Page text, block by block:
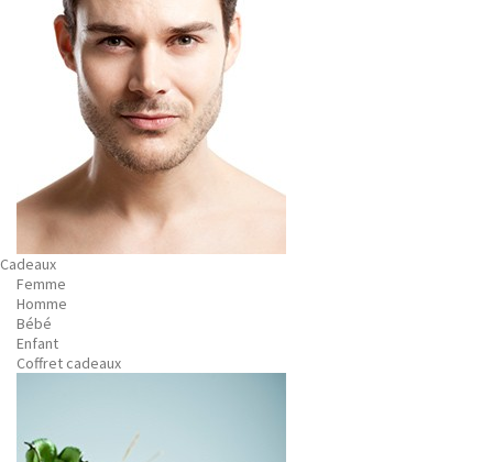
Cadeaux
Femme
Homme
Bébé
Enfant
Coffret cadeaux